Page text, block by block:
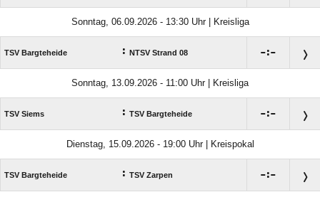
Sonntag, 06.09.2026 - 13:30 Uhr | Kreisliga
TSV Bargteheide : NTSV Strand 08 :
Sonntag, 13.09.2026 - 11:00 Uhr | Kreisliga
TSV Siems : TSV Bargteheide :
Dienstag, 15.09.2026 - 19:00 Uhr | Kreispokal
TSV Bargteheide : TSV Zarpen :